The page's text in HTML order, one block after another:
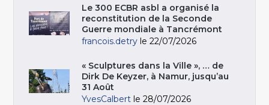
Le 300 ECBR asbl a organisé la
reconstitution de la Seconde
Guerre mondiale à Tancrémont
francois.detry le 22/07/2026
« Sculptures dans la Ville », … de
Dirk De Keyzer, à Namur, jusqu’au
31 Août
YvesCalbert le 28/07/2026